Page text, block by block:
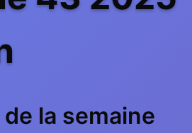
la semaine